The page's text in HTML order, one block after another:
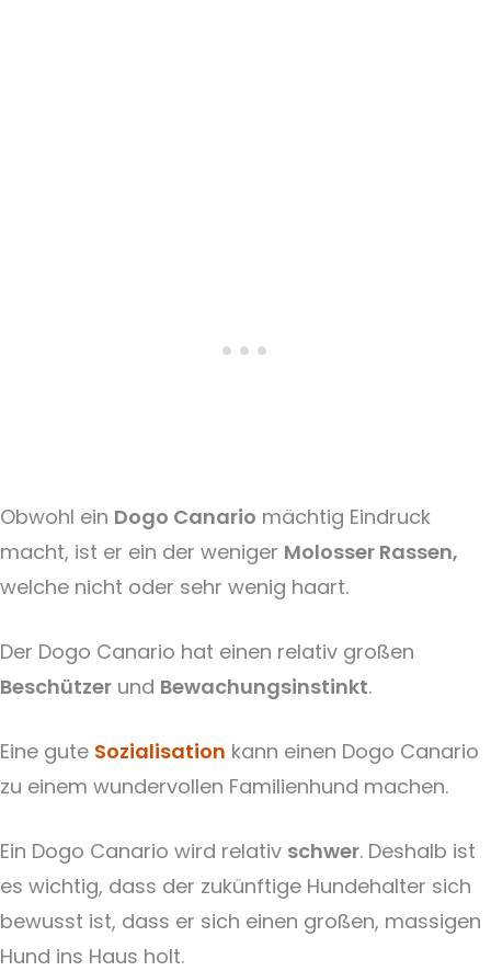
Obwohl ein Dogo Canario mächtig Eindruck
macht, ist er ein der weniger Molosser Rassen,
welche nicht oder sehr wenig haart.
Der Dogo Canario hat einen relativ großen
Beschützer und Bewachungsinstinkt.
Eine gute Sozialisation kann einen Dogo Canario
zu einem wundervollen Familienhund machen.
Ein Dogo Canario wird relativ schwer. Deshalb ist
es wichtig, dass der zukünftige Hundehalter sich
bewusst ist, dass er sich einen großen, massigen
Hund ins Haus holt.